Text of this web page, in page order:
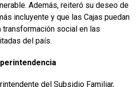
Además, reiteró su deseo de
incluyente y que las Cajas puedan
transformación social en las
del país.
del Subsidio Familiar,